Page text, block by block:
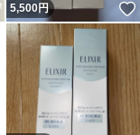
いいね！
5,500円